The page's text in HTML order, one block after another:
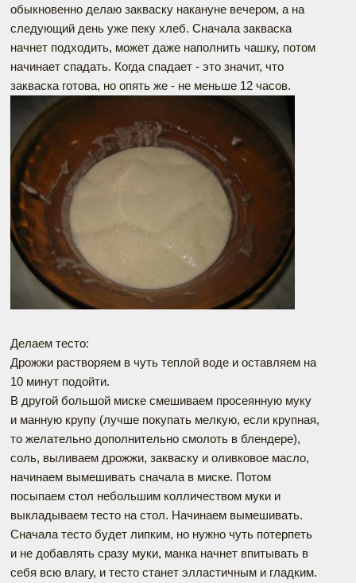
обыкновенно делаю закваску накануне вечером, а на
следующий день уже пеку хлеб. Сначала закваска
начнет подходить, может даже наполнить чашку, потом
начинает спадать. Когда спадает - это значит, что
закваска готова, но опять же - не меньше 12 часов.
Делаем тесто:
Дрожжи растворяем в чуть теплой воде и оставляем на
10 минут подойти.
В другой большой миске смешиваем просеянную муку
и манную крупу (лучше покупать мелкую, если крупная,
то желательно дополнительно смолоть в блендере),
соль, выливаем дрожжи, закваску и оливковое масло,
начинаем вымешивать сначала в миске. Потом
посыпаем стол небольшим колличеством муки и
выкладываем тесто на стол. Начинаем вымешивать.
Сначала тесто будет липким, но нужно чуть потерпеть
и не добавлять сразу муки, манка начнет впитывать в
себя всю влагу, и тесто станет элластичным и гладким.